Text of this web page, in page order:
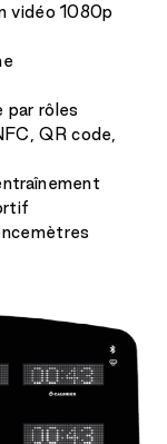
vidéo 1080p
par rôles
QR code,